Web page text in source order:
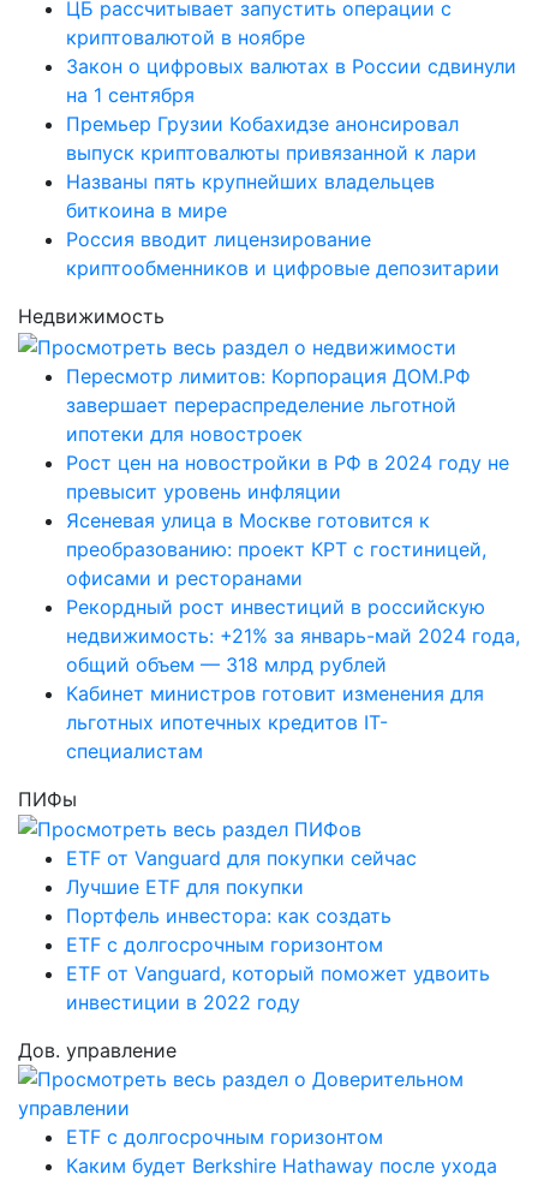
ЦБ рассчитывает запустить операции с
криптовалютой в ноябре
Закон о цифровых валютах в России сдвинули
на 1 сентября
Премьер Грузии Кобахидзе анонсировал
выпуск криптовалюты привязанной к лари
Названы пять крупнейших владельцев
биткоина в мире
Россия вводит лицензирование
криптообменников и цифровые депозитарии
Недвижимость
Пересмотр лимитов: Корпорация ДОМ.РФ
завершает перераспределение льготной
ипотеки для новостроек
Рост цен на новостройки в РФ в 2024 году не
превысит уровень инфляции
Ясеневая улица в Москве готовится к
преобразованию: проект КРТ с гостиницей,
офисами и ресторанами
Рекордный рост инвестиций в российскую
недвижимость: +21% за январь-май 2024 года,
общий объем — 318 млрд рублей
Кабинет министров готовит изменения для
льготных ипотечных кредитов IT-
специалистам
ПИФы
ETF от Vanguard для покупки сейчас
Лучшие ETF для покупки
Портфель инвестора: как создать
ETF с долгосрочным горизонтом
ETF от Vanguard, который поможет удвоить
инвестиции в 2022 году
Дов. управление
ETF с долгосрочным горизонтом
Каким будет Berkshire Hathaway после ухода